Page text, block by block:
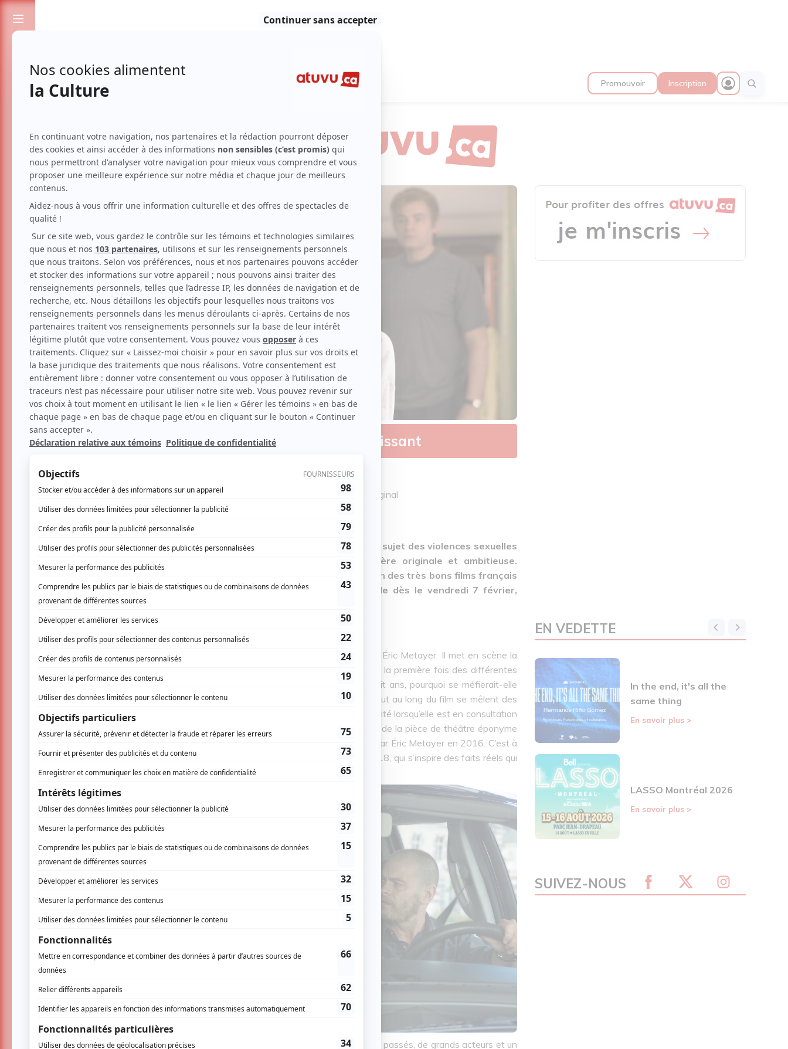
Passionnés de spectacles et de culture Promouvoir Inscription
LES CHATOUILLES | un drame violent et puissant
Suggestions de sorties
Cinéma
ParClara Bich| 6 février 2020 | Photo : Stéphane Branchu | Contenu original
LES CHATOUILLES est un film dur. Dur et nécessaire. Abordant le sujet des violences sexuelles
sur mineurs, cet objet cinématographique est conçu de manière originale et ambitieuse.
Récompensé de deux Césars en France, LES CHATOUILLES est l’un des très bons films français
de cet hiver à ne pas louper, malgré son sujet difficile. En salle dès le vendredi 7 février,
partout au Québec.
LES CHATOUILLES est un film français réalisé par Andréa Bescond et Éric Metayer. Il met en scène la
thérapie d’une jeune trentenaire, Odette, qui va accepter de parler pour la première fois des différentes
agressions sexuelles qu’elle a vécues en étant jeune. Alors âgée de huit ans, pourquoi se méfierait-elle
d’un ami de ses parents qui lui propose de « jouer aux chatouilles » ? Tout au long du film se mêlent des
flashbacksd’elle à différents moments de sa vie, et des retours à la réalité lorsqu’elle est en consultation
avec sa psychologue. Il faut savoir que LES CHATOUILLES est adapté de la pièce de théâtre éponyme
écrite et interprétée également par Andréa Bescond et mise en scène par Éric Metayer en 2016. C’est à
nouveau épaulée d’Éric Metayer qu’elle coréalise ce long-métrage en 2018, qui s’inspire des faits réels qui
se sont passés durant son enfance.
Avec une mise en scène très bien ficelée mêlant le présent et différents passés, de grands acteurs et un
EN VEDETTE
In the end, it's all the
same thing
En savoir plus >
LASSO Montréal 2026
En savoir plus >
SUIVEZ-NOUS